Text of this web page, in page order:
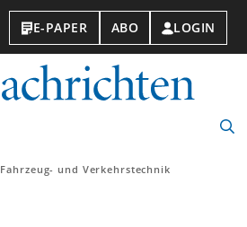
E-PAPER ABO LOGIN
Fahrzeug- und Verkehrstechnik